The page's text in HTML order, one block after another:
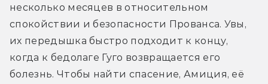
несколько месяцев в относительном
спокойствии и безопасности Прованса. Увы,
их передышка быстро подходит к концу,
когда к бедолаге Гуго возвращается его
болезнь. Чтобы найти спасение, Амиция, её